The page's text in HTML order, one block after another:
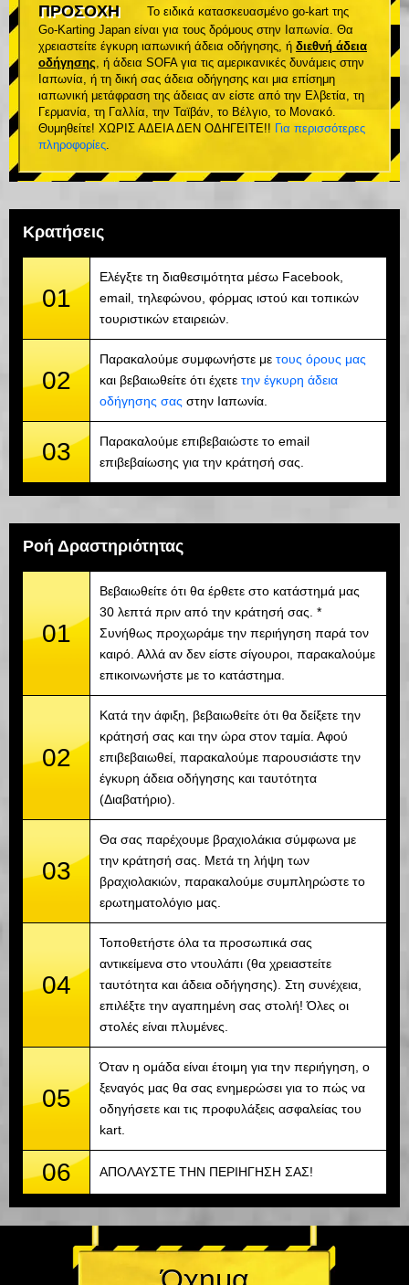
ΠΡΟΣΟΧΗ
Το ειδικά κατασκευασμένο go-kart της
Go-Karting Japan είναι για τους δρόμους στην Ιαπωνία. Θα
χρειαστείτε έγκυρη ιαπωνική άδεια οδήγησης, ή διεθνή άδεια
οδήγησης, ή άδεια SOFA για τις αμερικανικές δυνάμεις στην
Ιαπωνία, ή τη δική σας άδεια οδήγησης και μια επίσημη
ιαπωνική μετάφραση της άδειας αν είστε από την Ελβετία, τη
Γερμανία, τη Γαλλία, την Ταϊβάν, το Βέλγιο, το Μονακό.
Θυμηθείτε! ΧΩΡΙΣ ΑΔΕΙΑ ΔΕΝ ΟΔΗΓΕΙΤΕ!! Για περισσότερες
πληροφορίες.
Κρατήσεις
01
Ελέγξτε τη διαθεσιμότητα μέσω Facebook,
email, τηλεφώνου, φόρμας ιστού και τοπικών
τουριστικών εταιρειών.
02
Παρακαλούμε συμφωνήστε με τους όρους μας
και βεβαιωθείτε ότι έχετε την έγκυρη άδεια
οδήγησης σας στην Ιαπωνία.
03
Παρακαλούμε επιβεβαιώστε το email
επιβεβαίωσης για την κράτησή σας.
Ροή Δραστηριότητας
01
Βεβαιωθείτε ότι θα έρθετε στο κατάστημά μας
30 λεπτά πριν από την κράτησή σας. *
Συνήθως προχωράμε την περιήγηση παρά τον
καιρό. Αλλά αν δεν είστε σίγουροι, παρακαλούμε
επικοινωνήστε με το κατάστημα.
02
Κατά την άφιξη, βεβαιωθείτε ότι θα δείξετε την
κράτησή σας και την ώρα στον ταμία. Αφού
επιβεβαιωθεί, παρακαλούμε παρουσιάστε την
έγκυρη άδεια οδήγησης και ταυτότητα
(Διαβατήριο).
03
Θα σας παρέχουμε βραχιολάκια σύμφωνα με
την κράτησή σας. Μετά τη λήψη των
βραχιολακιών, παρακαλούμε συμπληρώστε το
ερωτηματολόγιο μας.
04
Τοποθετήστε όλα τα προσωπικά σας
αντικείμενα στο ντουλάπι (θα χρειαστείτε
ταυτότητα και άδεια οδήγησης). Στη συνέχεια,
επιλέξτε την αγαπημένη σας στολή! Όλες οι
στολές είναι πλυμένες.
05
Όταν η ομάδα είναι έτοιμη για την περιήγηση, ο
ξεναγός μας θα σας ενημερώσει για το πώς να
οδηγήσετε και τις προφυλάξεις ασφαλείας του
kart.
06 ΑΠΟΛΑΥΣΤΕ ΤΗΝ ΠΕΡΙΗΓΗΣΗ ΣΑΣ!